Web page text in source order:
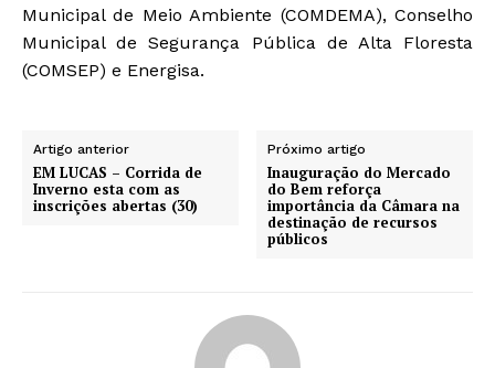
Municipal de Meio Ambiente (COMDEMA), Conselho
Municipal de Segurança Pública de Alta Floresta
(COMSEP) e Energisa.
Artigo anterior
EM LUCAS – Corrida de
Inverno esta com as
inscrições abertas (30)
Próximo artigo
Inauguração do Mercado
do Bem reforça
importância da Câmara na
destinação de recursos
públicos